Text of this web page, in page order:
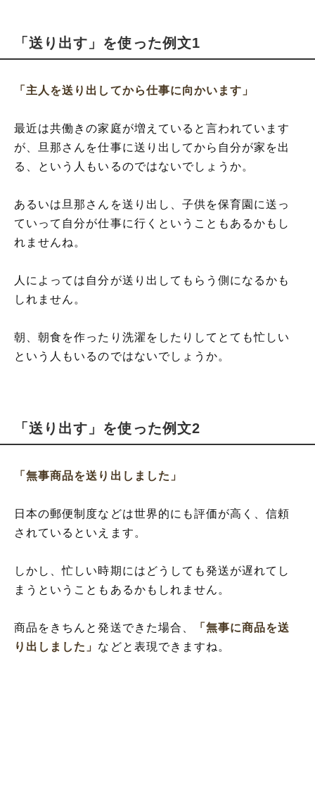
「送り出す」を使った例文1
「主人を送り出してから仕事に向かいます」
最近は共働きの家庭が増えていると言われています
が、旦那さんを仕事に送り出してから自分が家を出
る、という人もいるのではないでしょうか。
あるいは旦那さんを送り出し、子供を保育園に送っ
ていって自分が仕事に行くということもあるかもし
れませんね。
人によっては自分が送り出してもらう側になるかも
しれません。
朝、朝食を作ったり洗濯をしたりしてとても忙しい
という人もいるのではないでしょうか。
「送り出す」を使った例文2
「無事商品を送り出しました」
日本の郵便制度などは世界的にも評価が高く、信頼
されているといえます。
しかし、忙しい時期にはどうしても発送が遅れてし
まうということもあるかもしれません。
商品をきちんと発送できた場合、
「無事に商品を送
り出しました」 などと表現できますね。